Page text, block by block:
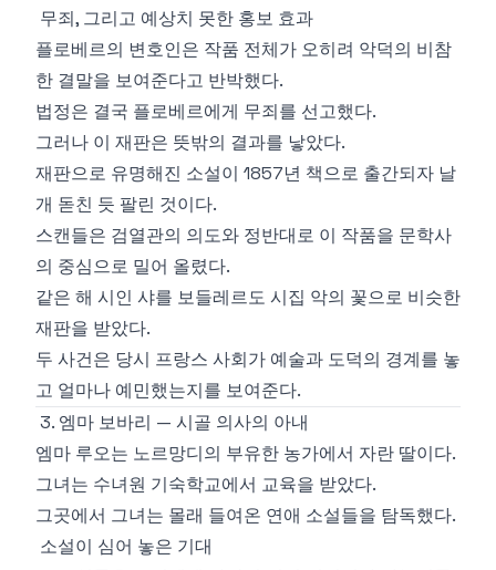
무죄, 그리고 예상치 못한 홍보 효과
플로베르의 변호인은 작품 전체가 오히려 악덕의 비참
한 결말을 보여준다고 반박했다.
법정은 결국 플로베르에게 무죄를 선고했다.
그러나 이 재판은 뜻밖의 결과를 낳았다.
재판으로 유명해진 소설이 1857년 책으로 출간되자 날
개 돋친 듯 팔린 것이다.
스캔들은 검열관의 의도와 정반대로 이 작품을 문학사
의 중심으로 밀어 올렸다.
같은 해 시인 샤를 보들레르도 시집 악의 꽃으로 비슷한
재판을 받았다.
두 사건은 당시 프랑스 사회가 예술과 도덕의 경계를 놓
고 얼마나 예민했는지를 보여준다.
3. 엠마 보바리 — 시골 의사의 아내
엠마 루오는 노르망디의 부유한 농가에서 자란 딸이다.
그녀는 수녀원 기숙학교에서 교육을 받았다.
그곳에서 그녀는 몰래 들여온 연애 소설들을 탐독했다.
소설이 심어 놓은 기대